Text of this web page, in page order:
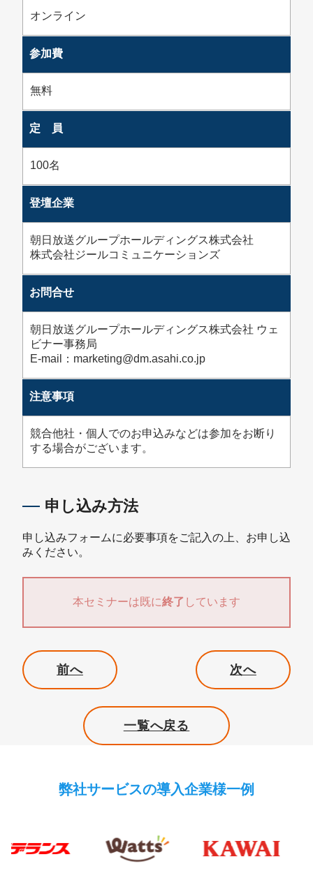
オンライン
参加費
無料
定 員
100名
登壇企業
朝日放送グループホールディングス株式会社
株式会社ジールコミュニケーションズ
お問合せ
朝日放送グループホールディングス株式会社 ウェ
ビナー事務局
E-mail：marketing@dm.asahi.co.jp
注意事項
競合他社・個人でのお申込みなどは参加をお断り
する場合がございます。
申し込み方法
申し込みフォームに必要事項をご記入の上、お申し込
みください。
本セミナーは既に終了 しています
前へ
一覧へ戻る
次へ
弊社サービスの導入企業様一例